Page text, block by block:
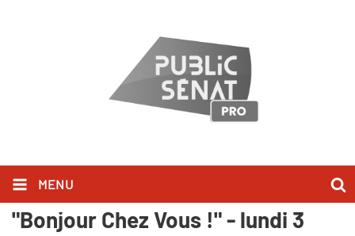
MENU
Manuel Bompard l'a dit dans
"Bonjour Chez Vous !" - lundi 3